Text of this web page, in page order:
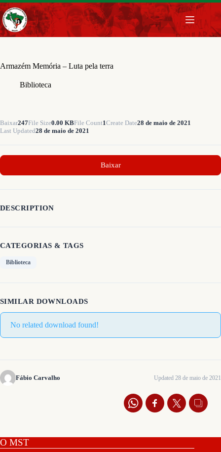
Pular
para
o
conteúdo
Armazém Memória – Luta pela terra
Biblioteca
Baixar247File Size0.00 KBFile Count1Create Date28 de maio de 2021
Last Updated28 de maio de 2021
Baixar
DESCRIPTION
CATEGORIAS & TAGS
Biblioteca
SIMILAR DOWNLOADS
No related download found!
Fábio Carvalho Updated 28 de maio de 2021
O MST